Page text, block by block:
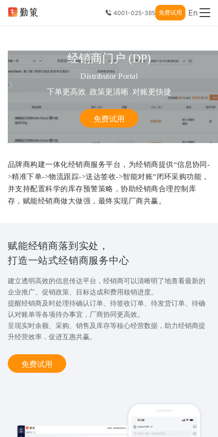
4001-025-365 免费试用 En
经销商门户 (DP)
Distributor Portal
下单更高效 政策更清晰 对账更快捷
免费试用
品牌商构建一体化经销商服务平台，为经销商提供“信息协同-
>精准下单->物流跟踪->送达签收->智能对账”闭环采购功能，
并支持配置科学的库存预警策略，协助经销商合理控制库
存，赋能经销商做大做强，最终实现厂商共赢。
赋能经销商落到实处，
打造一站式经销商服务中心
建立透明高效的信息传达平台，经销商可以清晰明了地查看最新的
企业推广、促销政策、目标达成和费用核销进度。
提醒经销商及时处理待确认订单、待签收订单、待发货订单、待确
认对账单等各项待办事宜，厂商协同更高效。
呈现实时余额、采购、销售及库存等核心经营数据，助力经销商提
升经营效率，促进互惠共赢。
免费试用